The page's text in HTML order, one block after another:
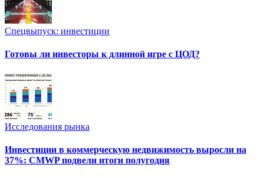
Спецвыпуск: инвестиции
Готовы ли инвесторы к длинной игре с ЦОД?
Исследования рынка
Инвестиции в коммерческую недвижимость выросли на
37%: CMWP подвели итоги полугодия